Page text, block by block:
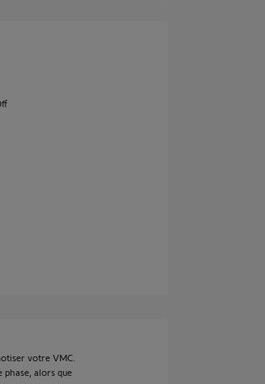
votre VMC.
alors que